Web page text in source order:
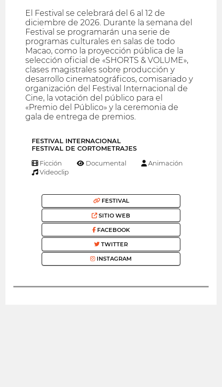
El Festival se celebrará del 6 al 12 de
diciembre de 2026. Durante la semana del
Festival se programarán una serie de
programas culturales en salas de todo
Macao, como la proyección pública de la
selección oficial de «SHORTS & VOLUME»,
clases magistrales sobre producción y
desarrollo cinematográficos, comisariado y
organización del Festival Internacional de
Cine, la votación del público para el
«Premio del Público» y la ceremonia de
gala de entrega de premios.
FESTIVAL INTERNACIONAL
FESTIVAL DE CORTOMETRAJES
Ficción Documental
Animación
Videoclip
FESTIVAL
SITIO WEB
FACEBOOK
TWITTER
INSTAGRAM